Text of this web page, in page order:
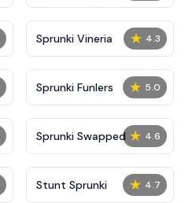
★ 4.3
Sprunki Vineria
★ 5.0
Sprunki Funlers
★ 4.6
Sprunki Swapped
★ 4.7
Stunt Sprunki​